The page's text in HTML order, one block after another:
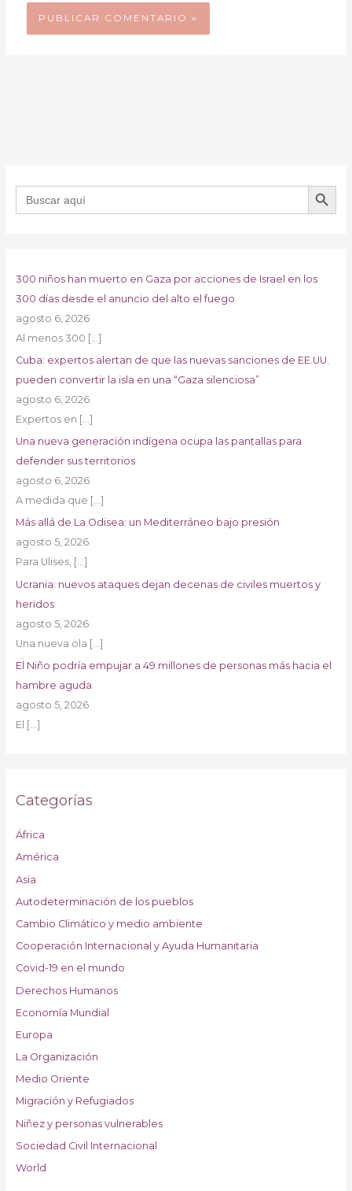
Buscar: BOTÓN DE
300 niños han muerto en Gaza por acciones de Israel en los
300 días desde el anuncio del alto el fuego
agosto 6, 2026
Al menos 300 […]
Cuba: expertos alertan de que las nuevas sanciones de EE.UU.
pueden convertir la isla en una “Gaza silenciosa”
agosto 6, 2026
Expertos en […]
Una nueva generación indígena ocupa las pantallas para
defender sus territorios
agosto 6, 2026
A medida que […]
Más allá de La Odisea: un Mediterráneo bajo presión
agosto 5, 2026
Para Ulises, […]
Ucrania: nuevos ataques dejan decenas de civiles muertos y
heridos
agosto 5, 2026
Una nueva ola […]
El Niño podría empujar a 49 millones de personas más hacia el
hambre aguda
agosto 5, 2026
El […]
Categorías
África
América
Asia
Autodeterminación de los pueblos
Cambio Climático y medio ambiente
Cooperación Internacional y Ayuda Humanitaria
Covid-19 en el mundo
Derechos Humanos
Economía Mundial
Europa
La Organización
Medio Oriente
Migración y Refugiados
Niñez y personas vulnerables
Sociedad Civil Internacional
World